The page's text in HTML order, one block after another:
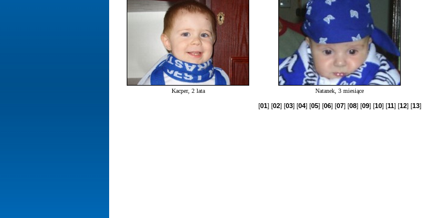
Kacper, 2 lata Natanek, 3 miesiące
[01] [02] [03] [04] [05] [06] [07] [08] [09] [10] [11] [12] [13]